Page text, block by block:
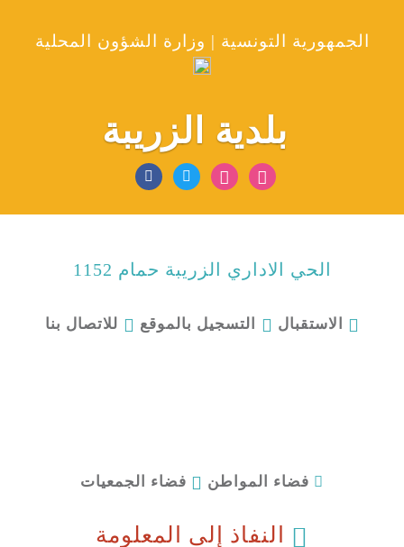
الجمهورية التونسية | وزارة الشؤون المحلية
بلدية الزريبة
الحي الاداري الزريبة حمام 1152
الاستقبال التسجيل بالموقع
فضاء المواطن